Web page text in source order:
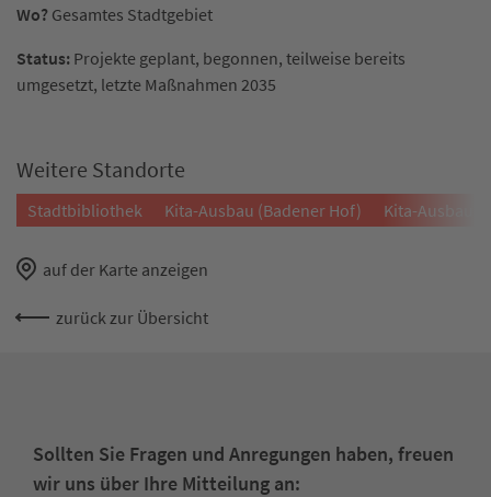
Weitere Standorte
Stadtbibliothek Kita-Ausbau (Badener Hof) Kita-Ausbau
auf der Karte anzeigen
zurück zur Übersicht
Wo? Gesamtes Stadtgebiet
Status: Projekte geplant, begonnen, teilweise bereits
umgesetzt, letzte Maßnahmen 2035
Sollten Sie Fragen und Anregungen haben, freuen
wir uns über Ihre Mitteilung an: